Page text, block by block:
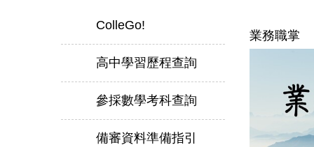
ColleGo!
高中學習歷程查詢
參採數學考科查詢
備審資料準備指引
業務職掌